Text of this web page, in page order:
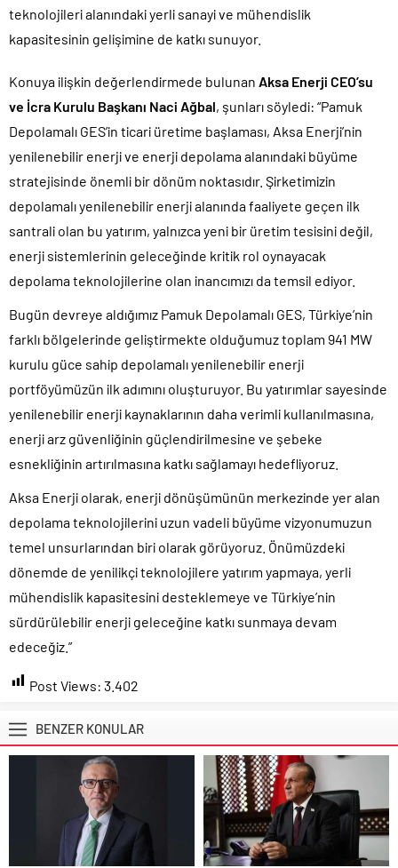
teknolojileri alanındaki yerli sanayi ve mühendislik
kapasitesinin gelişimine de katkı sunuyor.
Konuya ilişkin değerlendirmede bulunan Aksa Enerji CEO’su
ve İcra Kurulu Başkanı Naci Ağbal, şunları söyledi: “Pamuk
Depolamalı GES’in ticari üretime başlaması, Aksa Enerji’nin
yenilenebilir enerji ve enerji depolama alanındaki büyüme
stratejisinde önemli bir dönüm noktasıdır. Şirketimizin
depolamalı yenilenebilir enerji alanında faaliyete geçen ilk
santrali olan bu yatırım, yalnızca yeni bir üretim tesisini değil,
enerji sistemlerinin geleceğinde kritik rol oynayacak
depolama teknolojilerine olan inancımızı da temsil ediyor.
Bugün devreye aldığımız Pamuk Depolamalı GES, Türkiye’nin
farklı bölgelerinde geliştirmekte olduğumuz toplam 941 MW
kurulu güce sahip depolamalı yenilenebilir enerji
portföyümüzün ilk adımını oluşturuyor. Bu yatırımlar sayesinde
yenilenebilir enerji kaynaklarının daha verimli kullanılmasına,
enerji arz güvenliğinin güçlendirilmesine ve şebeke
esnekliğinin artırılmasına katkı sağlamayı hedefliyoruz.
Aksa Enerji olarak, enerji dönüşümünün merkezinde yer alan
depolama teknolojilerini uzun vadeli büyüme vizyonumuzun
temel unsurlarından biri olarak görüyoruz. Önümüzdeki
dönemde de yenilikçi teknolojilere yatırım yapmaya, yerli
mühendislik kapasitesini desteklemeye ve Türkiye’nin
sürdürülebilir enerji geleceğine katkı sunmaya devam
edeceğiz.”
Post Views: 3.402
BENZER KONULAR